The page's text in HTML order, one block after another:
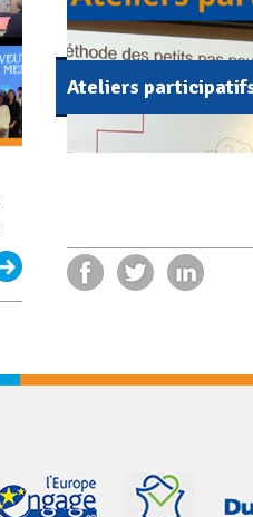
Ateliers